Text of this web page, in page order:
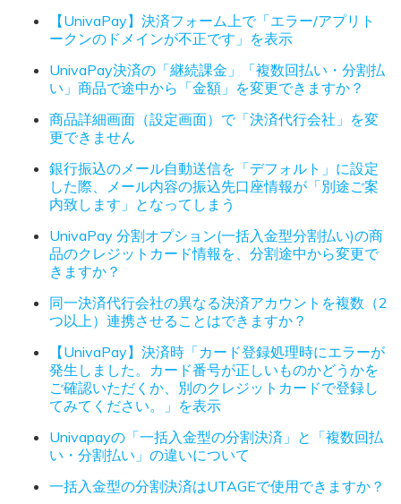
【UnivaPay】決済フォーム上で「エラー/アプリト
ークンのドメインが不正です」を表示
UnivaPay決済の「継続課金」「複数回払い・分割払
い」商品で途中から「金額」を変更できますか？
商品詳細画面（設定画面）で「決済代行会社」を変
更できません
銀行振込のメール自動送信を「デフォルト」に設定
した際、メール内容の振込先口座情報が「別途ご案
内致します」となってしまう
UnivaPay 分割オプション(一括入金型分割払い)の商
品のクレジットカード情報を、分割途中から変更で
きますか？
同一決済代行会社の異なる決済アカウントを複数（2
つ以上）連携させることはできますか？
【UnivaPay】決済時「カード登録処理時にエラーが
発生しました。カード番号が正しいものかどうかを
ご確認いただくか、別のクレジットカードで登録し
てみてください。」を表示
Univapayの「一括入金型の分割決済」と「複数回払
い・分割払い」の違いについて
一括入金型の分割決済はUTAGEで使用できますか？